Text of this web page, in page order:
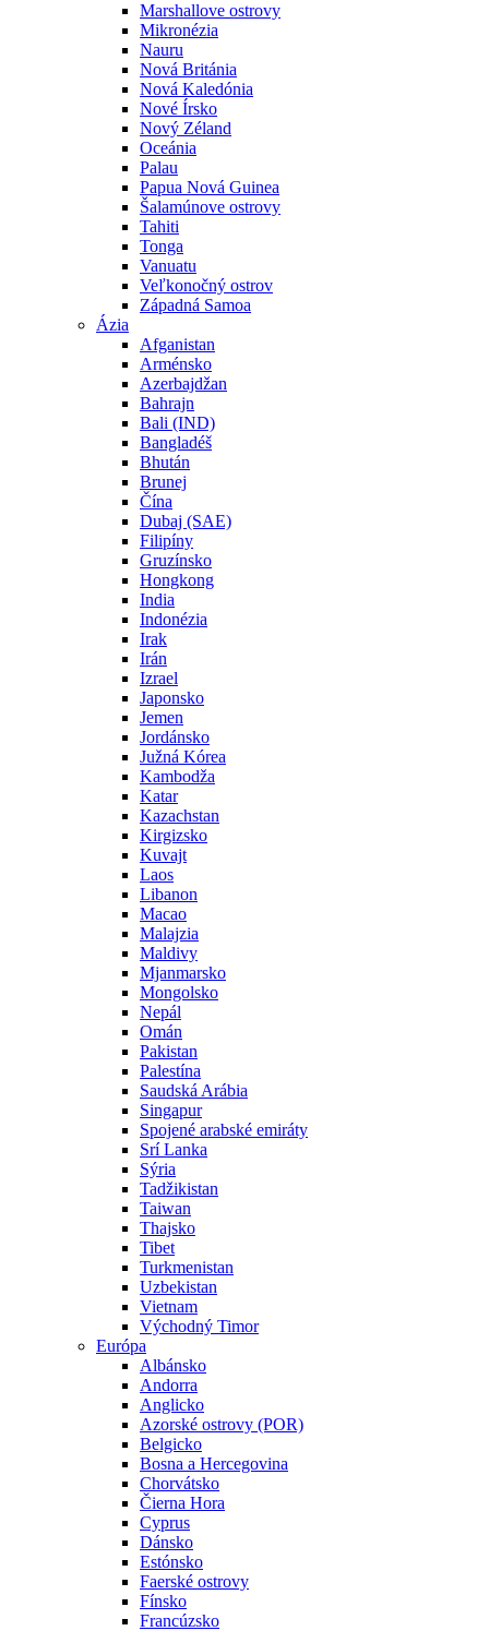
Marshallove ostrovy
Mikronézia
Nauru
Nová Británia
Nová Kaledónia
Nové Írsko
Nový Zéland
Oceánia
Palau
Papua Nová Guinea
Šalamúnove ostrovy
Tahiti
Tonga
Vanuatu
Veľkonočný ostrov
Západná Samoa
Ázia
Afganistan
Arménsko
Azerbajdžan
Bahrajn
Bali (IND)
Bangladéš
Bhután
Brunej
Čína
Dubaj (SAE)
Filipíny
Gruzínsko
Hongkong
India
Indonézia
Irak
Irán
Izrael
Japonsko
Jemen
Jordánsko
Južná Kórea
Kambodža
Katar
Kazachstan
Kirgizsko
Kuvajt
Laos
Libanon
Macao
Malajzia
Maldivy
Mjanmarsko
Mongolsko
Nepál
Omán
Pakistan
Palestína
Saudská Arábia
Singapur
Spojené arabské emiráty
Srí Lanka
Sýria
Tadžikistan
Taiwan
Thajsko
Tibet
Turkmenistan
Uzbekistan
Vietnam
Východný Timor
Európa
Albánsko
Andorra
Anglicko
Azorské ostrovy (POR)
Belgicko
Bosna a Hercegovina
Chorvátsko
Čierna Hora
Cyprus
Dánsko
Estónsko
Faerské ostrovy
Fínsko
Francúzsko